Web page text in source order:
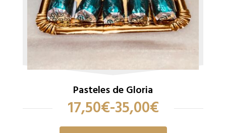
Pasteles de Gloria
17,50€-35,00€